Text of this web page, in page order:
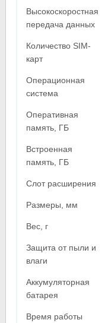
Высокоскоростная
передача данных
Количество SIM-
карт
Операционная
система
Оперативная
память, ГБ
Встроенная
память, ГБ
Слот расширения
Размеры, мм
Вес, г
Защита от пыли и
влаги
Аккумуляторная
батарея
Время работы